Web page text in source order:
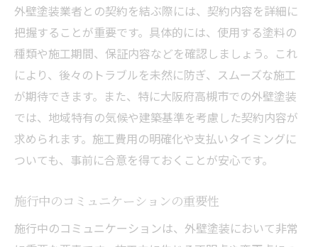
外壁塗装業者との契約を結ぶ際には、契約内容を詳細に
把握することが重要です。具体的には、使用する塗料の
種類や施工期間、保証内容などを確認しましょう。これ
により、後々のトラブルを未然に防ぎ、スムーズな施工
が期待できます。また、特に大阪府高槻市での外壁塗装
では、地域特有の気候や建築基準を考慮した契約内容が
求められます。施工費用の明確化や支払いタイミングに
ついても、事前に合意を得ておくことが安心です。
施行中のコミュニケーションの重要性
施行中のコミュニケーションは、外壁塗装において非常